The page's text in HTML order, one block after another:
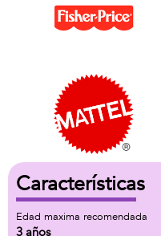
Características
Edad maxima recomendada
3 años